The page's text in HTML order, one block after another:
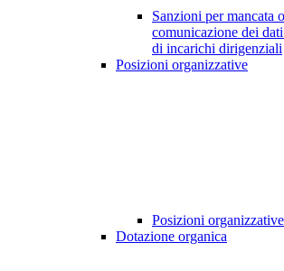
Sanzioni per mancata
comunicazione dei
di incarichi dirigenziali
Posizioni organizzative
Posizioni organizzative
Dotazione organica